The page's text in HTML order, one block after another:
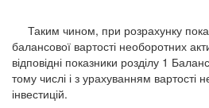
Таким чином, при розрахунку
балансової вартості необоротних
відповідні показники розділу 1
тому числі і з урахуванням вартості
інвестицій.